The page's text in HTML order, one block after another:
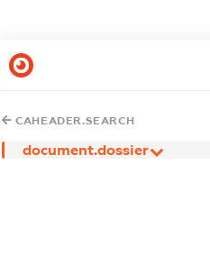
CAHEADER.SEARCH
document.dossier